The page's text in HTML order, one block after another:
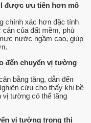
được ưu tiên hơn mô
chính xác hơn đặc tính
của đất mềm, phù
nước ngầm cao, giúp
đến chuyển vị tường
bằng tăng, dẫn đến
cứu cho thấy khi bề
vị tường có thể tăng
vị tường trong thi